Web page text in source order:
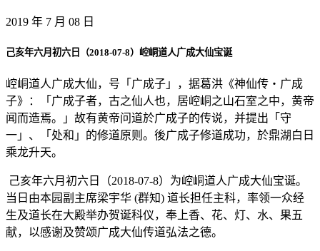
2019 年 7 月 08 日
己亥年六月初六日（2018-07-8）崆峒道人广成大仙宝诞
崆峒道人广成大仙，号「广成子」，据葛洪《神仙传‧广成
子》：「广成子者，古之仙人也，居崆峒之山石室之中，黄帝
闻而造焉。」故有黄帝问道於广成子的传说，并提出「守
一」、「处和」的修道原则。後广成子修道成功，於鼎湖白日
乘龙升天。
己亥年六月初六日（2018-07-8）为崆峒道人广成大仙宝诞。
当日由本园副主席梁宇华 (群知) 道长担任主科，率领一众经
生及道长在大殿举办贺诞科仪，奉上香、花、灯、水、果五
献，以感谢及赞颂广成大仙传道弘法之德。